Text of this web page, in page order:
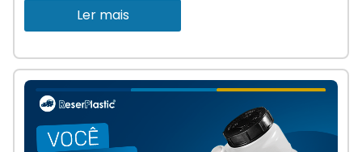
Ler mais